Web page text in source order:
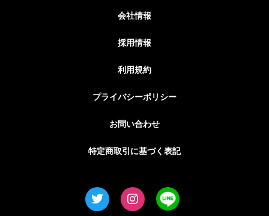
会社情報
採用情報
利用規約
プライバシーポリシー
お問い合わせ
特定商取引に基づく表記